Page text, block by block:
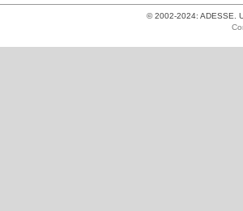
© 2002-2024: ADESSE.